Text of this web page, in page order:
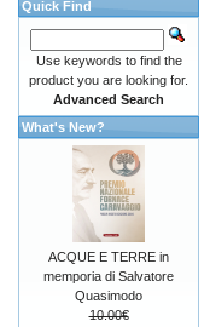
Quick Find
Use keywords to find the
product you are looking for.
Advanced Search
What's New?
ACQUE E TERRE in
memporia di Salvatore
Quasimodo
10.00€